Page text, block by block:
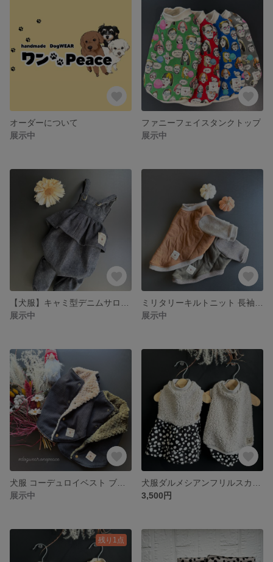
オーダーについて
展示中
ファニーフェイスタンクトップ
展示中
展示中
展示中
展示中
3,500円
残り1点